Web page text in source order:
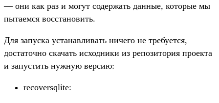
— они как раз и могут содержать данные, которые мы
пытаемся восстановить.
Для запуска устанавливать ничего не требуется,
достаточно скачать исходники из репозитория проекта
и запустить нужную версию:
recoversqlite: